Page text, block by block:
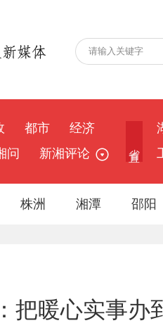
都市
经济
问 新湘评论
株洲 湘潭 邵阳
把暖心实事办